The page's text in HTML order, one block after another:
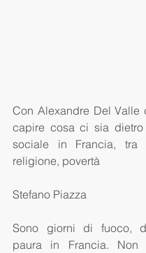
Con Alexandre Del Valle
capire cosa ci sia dietro
sociale in Francia, tra
religione, povertà
Stefano Piazza
Sono giorni di fuoco,
paura in Francia.